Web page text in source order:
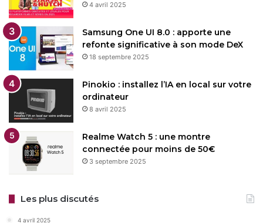
4 avril 2025
Samsung One UI 8.0 : apporte une
refonte significative à son mode DeX
18 septembre 2025
Pinokio : installez l’IA en local sur votre
ordinateur
8 avril 2025
Realme Watch 5 : une montre
connectée pour moins de 50€
3 septembre 2025
Les plus discutés
4 avril 2025